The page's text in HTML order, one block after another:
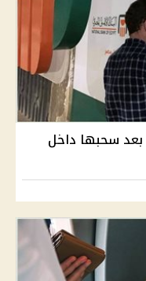
بعد سحبها داخل